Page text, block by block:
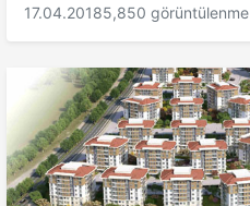
17.04.20185,850 görüntülenme